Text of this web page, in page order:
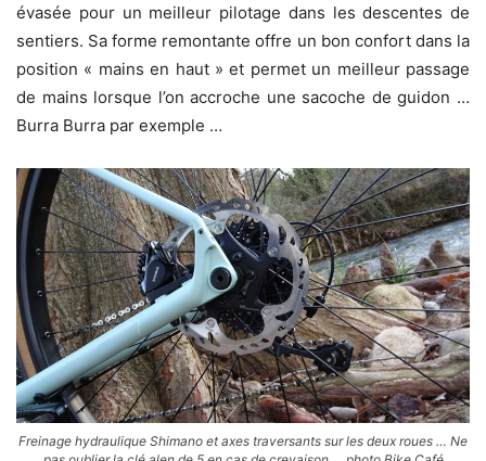
évasée pour un meilleur pilotage dans les descentes de
sentiers. Sa forme remontante offre un bon confort dans la
position « mains en haut » et permet un meilleur passage
de mains lorsque l’on accroche une sacoche de guidon …
Burra Burra par exemple …
Freinage hydraulique Shimano et axes traversants sur les deux roues … Ne